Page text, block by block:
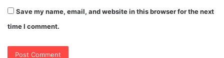
Save my name, email, and website in this browser for the next
time I comment.